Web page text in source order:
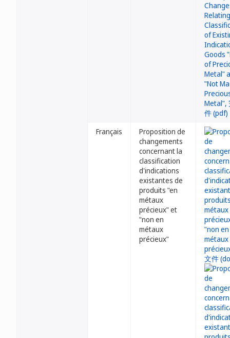
Français
Proposition de
changements
concernant la
classification
d'indications
existantes de
produits "en
métaux
précieux" et
"non en
métaux
précieux"